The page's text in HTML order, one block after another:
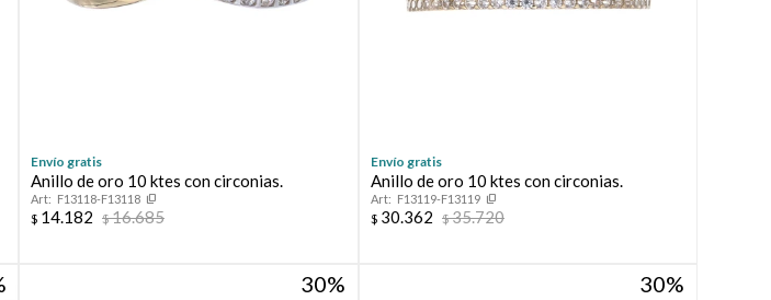
Envío gratis
Anillo de oro 10 ktes con circonias.
F13118-F13118
$ 14.182 $16.685
Envío gratis
Anillo de oro 10 ktes con circonias.
F13119-F13119
$ 30.362 $35.720
30 30